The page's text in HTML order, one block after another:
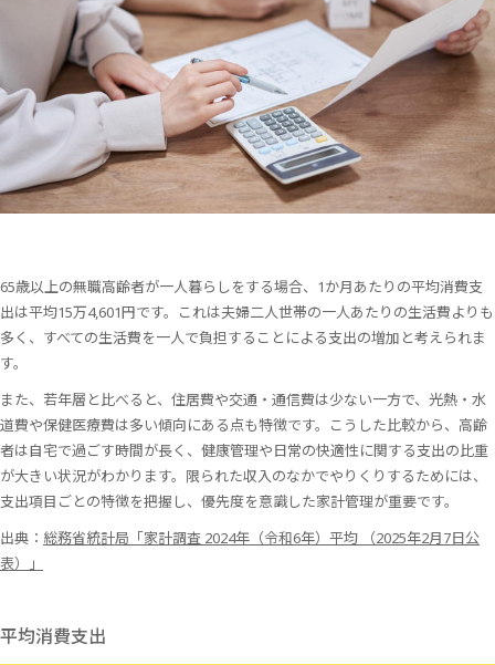
65歳以上の無職高齢者が一人暮らしをする場合、1か月あたりの平均消費支
出は平均15万4,601円です。これは夫婦二人世帯の一人あたりの生活費よりも
多く、すべての生活費を一人で負担することによる支出の増加と考えられま
す。
また、若年層と比べると、住居費や交通・通信費は少ない一方で、光熱・水
道費や保健医療費は多い傾向にある点も特徴です。こうした比較から、高齢
者は自宅で過ごす時間が長く、健康管理や日常の快適性に関する支出の比重
が大きい状況がわかります。限られた収入のなかでやりくりするためには、
支出項目ごとの特徴を把握し、優先度を意識した家計管理が重要です。
出典： 総務省統計局「家計調査 2024年（令和6年）平均 （2025年2月7日公
表）」
平均消費支出